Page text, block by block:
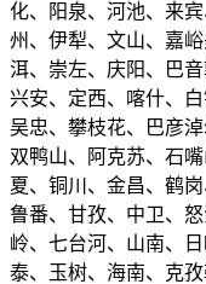
化、阳泉、河池、来
州、伊犁、文山、嘉
洱、崇左、庆阳、巴
兴安、定西、喀什、
吴忠、攀枝花、巴彦
双鸭山、阿克苏、石
夏、铜川、金昌、鹤
鲁番、甘孜、中卫、
岭、七台河、山南、
泰、玉树、海南、克